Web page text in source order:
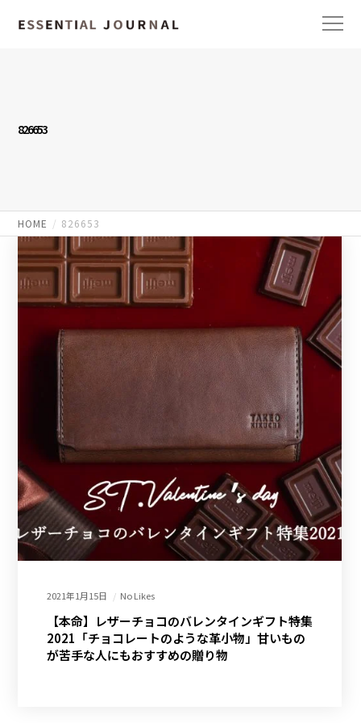
826653
HOME 826653
2021年1月15日 No Likes
【本命】レザーチョコのバレンタインギフト特集
2021「チョコレートのような革小物」甘いもの
が苦手な人にもおすすめの贈り物